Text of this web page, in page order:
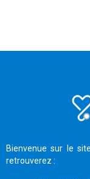
Bienvenue sur le
retrouverez :